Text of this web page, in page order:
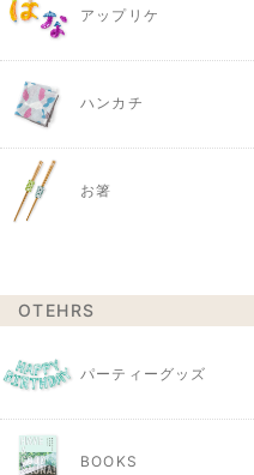
アップリケ
ハンカチ
お箸
OTEHRS
パーティーグッズ
BOOKS